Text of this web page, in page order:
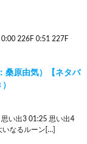
226F 0:51 227F
桑原由気）【ネタバ
い出3 01:25 思い出4
なるルーン[…]